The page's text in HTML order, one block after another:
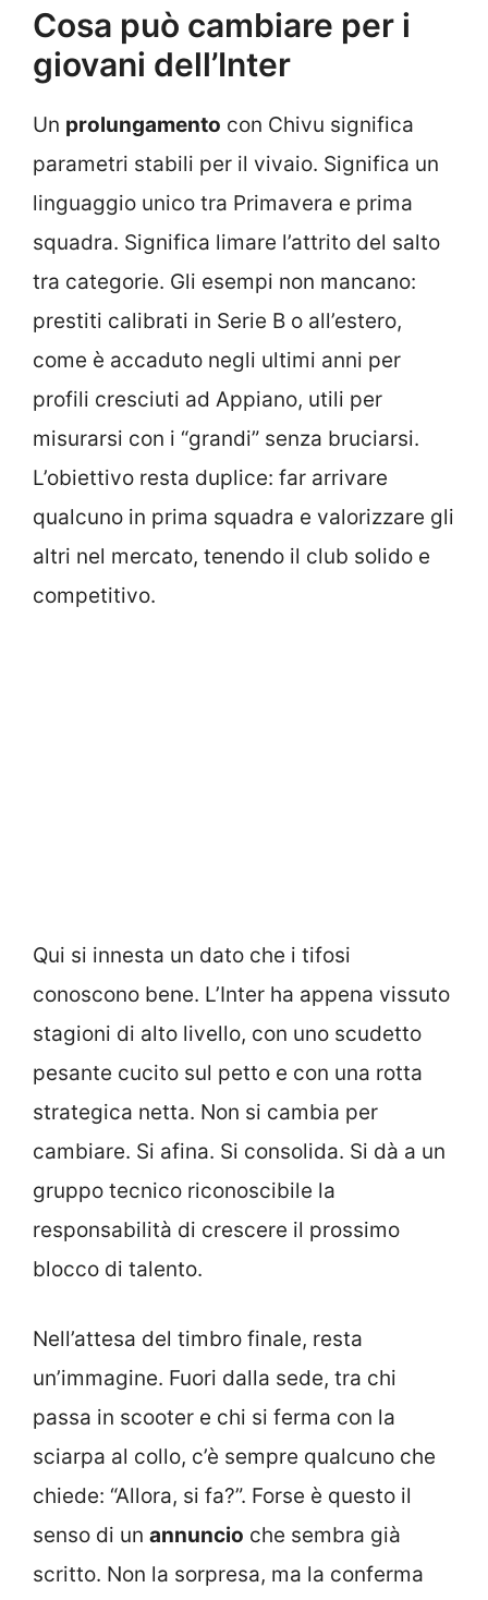
Cosa può cambiare per i
giovani dell’Inter
Un prolungamento con Chivu significa
parametri stabili per il vivaio. Significa un
linguaggio unico tra Primavera e prima
squadra. Significa limare l’attrito del salto
tra categorie. Gli esempi non mancano:
prestiti calibrati in Serie B o all’estero,
come è accaduto negli ultimi anni per
profili cresciuti ad Appiano, utili per
misurarsi con i “grandi” senza bruciarsi.
L’obiettivo resta duplice: far arrivare
qualcuno in prima squadra e valorizzare gli
altri nel mercato, tenendo il club solido e
competitivo.
Qui si innesta un dato che i tifosi
conoscono bene. L’Inter ha appena vissuto
stagioni di alto livello, con uno scudetto
pesante cucito sul petto e con una rotta
strategica netta. Non si cambia per
cambiare. Si afina. Si consolida. Si dà a un
gruppo tecnico riconoscibile la
responsabilità di crescere il prossimo
blocco di talento.
Nell’attesa del timbro finale, resta
un’immagine. Fuori dalla sede, tra chi
passa in scooter e chi si ferma con la
sciarpa al collo, c’è sempre qualcuno che
chiede: “Allora, si fa?”. Forse è questo il
senso di un annuncio che sembra già
scritto. Non la sorpresa, ma la conferma